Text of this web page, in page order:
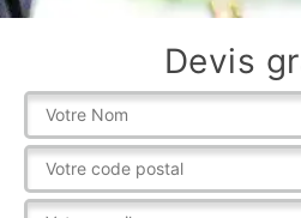
Devis